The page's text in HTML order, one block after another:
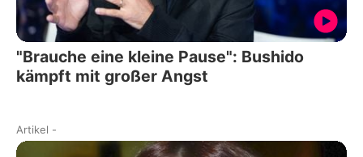
"Brauche eine kleine Pause": Bushido
kämpft mit großer Angst
Artikel -